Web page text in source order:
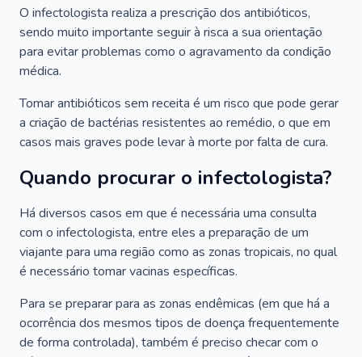
O infectologista realiza a prescrição dos antibióticos,
sendo muito importante seguir à risca a sua orientação
para evitar problemas como o agravamento da condição
médica.
Tomar antibióticos sem receita é um risco que pode gerar
a criação de bactérias resistentes ao remédio, o que em
casos mais graves pode levar à morte por falta de cura.
Quando procurar o infectologista?
Há diversos casos em que é necessária uma consulta
com o infectologista, entre eles a preparação de um
viajante para uma região como as zonas tropicais, no qual
é necessário tomar vacinas específicas.
Para se preparar para as zonas endêmicas (em que há a
ocorrência dos mesmos tipos de doença frequentemente
de forma controlada), também é preciso checar com o